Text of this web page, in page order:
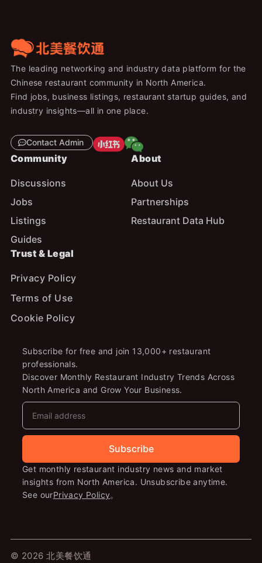
The leading networking and industry data platform for the
Chinese restaurant community in North America.
Find jobs, business listings, restaurant startup guides, and
industry insights—all in one place.
Contact Admin
Community
Discussions
Jobs
Listings
Guides
About
About Us
Partnerships
Restaurant Data Hub
Trust & Legal
Privacy Policy
Terms of Use
Cookie Policy
Subscribe for free and join 13,000+ restaurant
professionals.
Discover Monthly Restaurant Industry Trends Across
North America and Grow Your Business.
Subscribe
Get monthly restaurant industry news and market
insights from North America. Unsubscribe anytime.
See ourPrivacy Policy。
© 2026 北美餐饮通